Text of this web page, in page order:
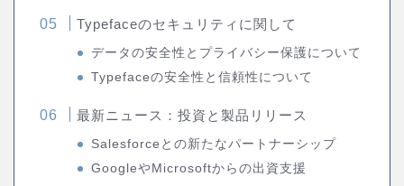
Typefaceのセキュリティに関して
データの安全性とプライバシー保護について
Typefaceの安全性と信頼性について
最新ニュース：投資と製品リリース
Salesforceとの新たなパートナーシップ
GoogleやMicrosoftからの出資支援